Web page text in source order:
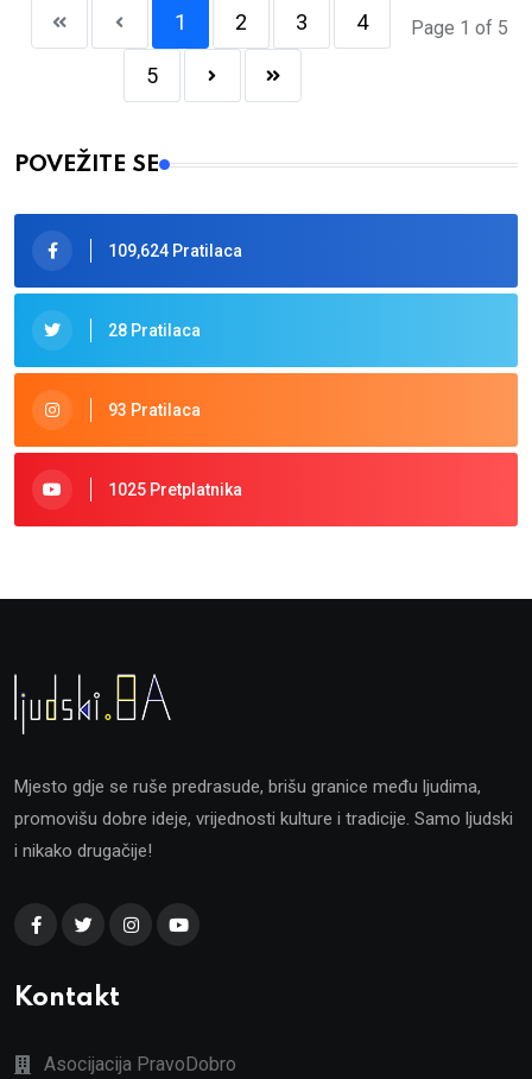
Page 1 of 5
1 2 3 4
5
POVEŽITE SE
109,624 Pratilaca
28 Pratilaca
93 Pratilaca
1025 Pretplatnika
Mjesto gdje se ruše predrasude, brišu granice među ljudima,
promovišu dobre ideje, vrijednosti kulture i tradicije. Samo ljudski
i nikako drugačije!
Kontakt
Asocijacija PravoDobro